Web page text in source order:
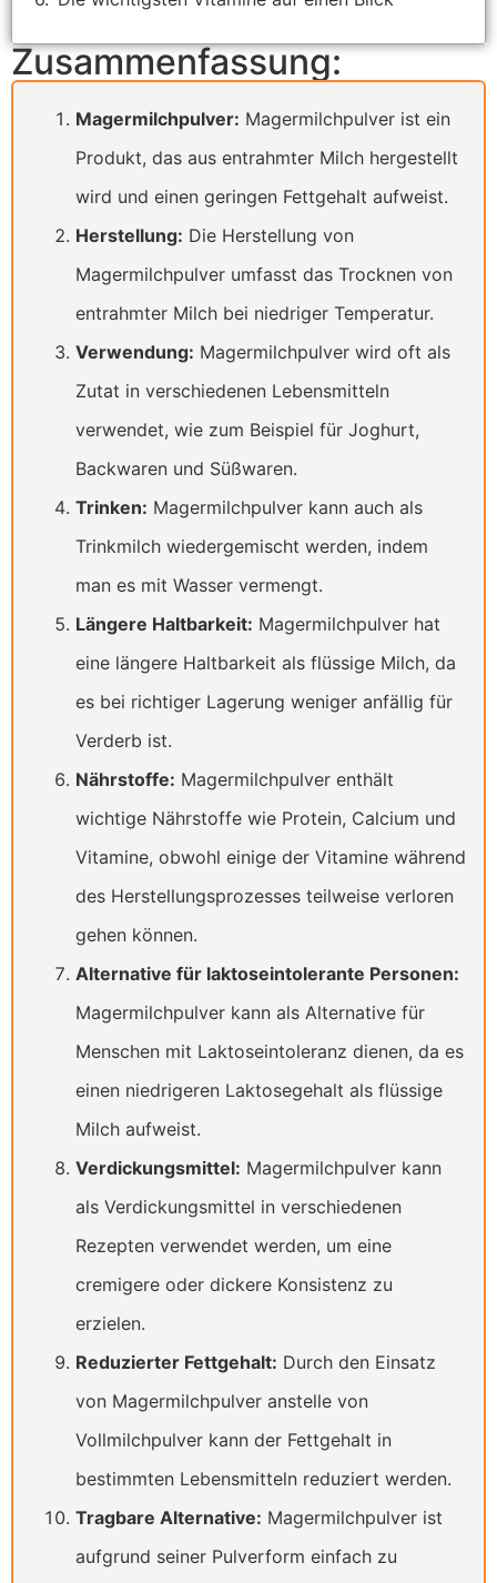
Zusammenfassung:
Magermilchpulver: Magermilchpulver ist ein
Produkt, das aus entrahmter Milch hergestellt
wird und einen geringen Fettgehalt aufweist.
Herstellung: Die Herstellung von
Magermilchpulver umfasst das Trocknen von
entrahmter Milch bei niedriger Temperatur.
Verwendung: Magermilchpulver wird oft als
Zutat in verschiedenen Lebensmitteln
verwendet, wie zum Beispiel für Joghurt,
Backwaren und Süßwaren.
Trinken: Magermilchpulver kann auch als
Trinkmilch wiedergemischt werden, indem
man es mit Wasser vermengt.
Längere Haltbarkeit: Magermilchpulver hat
eine längere Haltbarkeit als flüssige Milch, da
es bei richtiger Lagerung weniger anfällig für
Verderb ist.
Nährstoffe: Magermilchpulver enthält
wichtige Nährstoffe wie Protein, Calcium und
Vitamine, obwohl einige der Vitamine während
des Herstellungsprozesses teilweise verloren
gehen können.
Alternative für laktoseintolerante Personen:
Magermilchpulver kann als Alternative für
Menschen mit Laktoseintoleranz dienen, da es
einen niedrigeren Laktosegehalt als flüssige
Milch aufweist.
Verdickungsmittel: Magermilchpulver kann
als Verdickungsmittel in verschiedenen
Rezepten verwendet werden, um eine
cremigere oder dickere Konsistenz zu
erzielen.
Reduzierter Fettgehalt: Durch den Einsatz
von Magermilchpulver anstelle von
Vollmilchpulver kann der Fettgehalt in
bestimmten Lebensmitteln reduziert werden.
Tragbare Alternative: Magermilchpulver ist
aufgrund seiner Pulverform einfach zu